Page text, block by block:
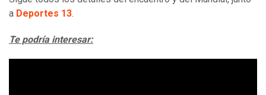
a Deportes 13.
Te podría interesar: